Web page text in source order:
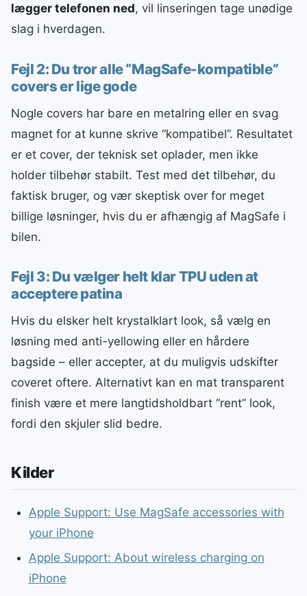
lægger telefonen ned, vil linseringen tage unødige
slag i hverdagen.
Fejl 2: Du tror alle “MagSafe-kompatible”
covers er lige gode
Nogle covers har bare en metalring eller en svag
magnet for at kunne skrive “kompatibel”. Resultatet
er et cover, der teknisk set oplader, men ikke
holder tilbehør stabilt. Test med det tilbehør, du
faktisk bruger, og vær skeptisk over for meget
billige løsninger, hvis du er afhængig af MagSafe i
bilen.
Fejl 3: Du vælger helt klar TPU uden at
acceptere patina
Hvis du elsker helt krystalklart look, så vælg en
løsning med anti-yellowing eller en hårdere
bagside – eller accepter, at du muligvis udskifter
coveret oftere. Alternativt kan en mat transparent
finish være et mere langtidsholdbart “rent” look,
fordi den skjuler slid bedre.
Kilder
Apple Support: Use MagSafe accessories with
your iPhone
Apple Support: About wireless charging on
iPhone